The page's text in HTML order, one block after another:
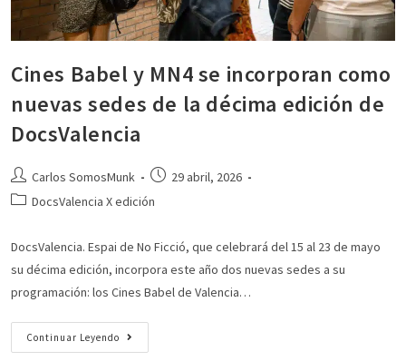
Cines Babel y MN4 se incorporan como
nuevas sedes de la décima edición de
DocsValencia
Carlos SomosMunk
29 abril, 2026
DocsValencia X edición
DocsValencia. Espai de No Ficció, que celebrará del 15 al 23 de mayo
su décima edición, incorpora este año dos nuevas sedes a su
programación: los Cines Babel de Valencia…
Continuar Leyendo